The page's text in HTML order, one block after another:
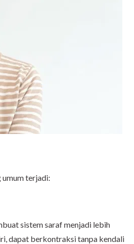
terjadi:
sistem saraf menjadi lebih
dapat berkontraksi tanpa kendali